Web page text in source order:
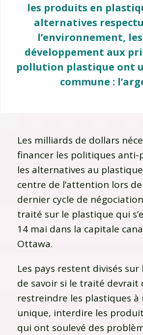
les produits en
alternatives
l’environnement,
développement aux
pollution plastique ont
commune :
Les milliards de dollars
financer les politiques
les alternatives au
centre de l’attention lors de
dernier cycle de
traité sur le plastique qui
14 mai dans la capitale
Ottawa.
Les pays restent divisés
de savoir si le traité devrait
restreindre les plastiques à
unique, interdire les
qui ont soulevé des